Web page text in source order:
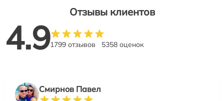
Отзывы клиентов
4.91799 отзывов 5358 оценок
Смирнов Павел